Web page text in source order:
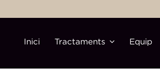
Inici Tractaments Equip